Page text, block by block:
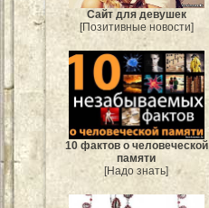
Сайт для девушек
[Позитивные новости]
10 фактов о человеческой
памяти
[Надо знать]